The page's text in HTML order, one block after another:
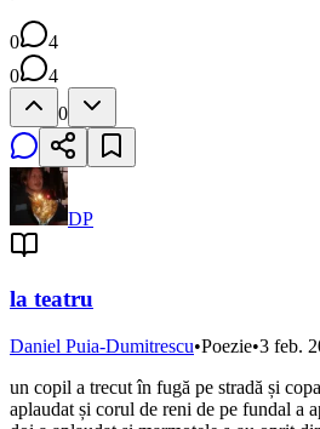
0
4
0
4
0
DP
la teatru
Daniel Puia-Dumitrescu•Poezie•3 feb.
un copil a trecut în fugă pe stradă și
aplaudat și corul de reni de pe fundal a